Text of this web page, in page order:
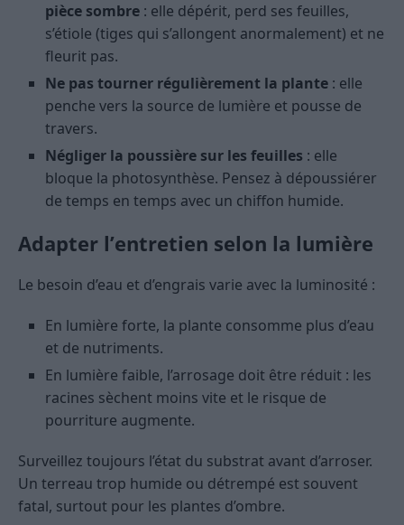
pièce sombre : elle dépérit, perd ses feuilles,
s’étiole (tiges qui s’allongent anormalement) et ne
fleurit pas.
Ne pas tourner régulièrement la plante : elle
penche vers la source de lumière et pousse de
travers.
Négliger la poussière sur les feuilles : elle
bloque la photosynthèse. Pensez à dépoussiérer
de temps en temps avec un chiffon humide.
Adapter l’entretien selon la lumière
Le besoin d’eau et d’engrais varie avec la luminosité :
En lumière forte, la plante consomme plus d’eau
et de nutriments.
En lumière faible, l’arrosage doit être réduit : les
racines sèchent moins vite et le risque de
pourriture augmente.
Surveillez toujours l’état du substrat avant d’arroser.
Un terreau trop humide ou détrempé est souvent
fatal, surtout pour les plantes d’ombre.